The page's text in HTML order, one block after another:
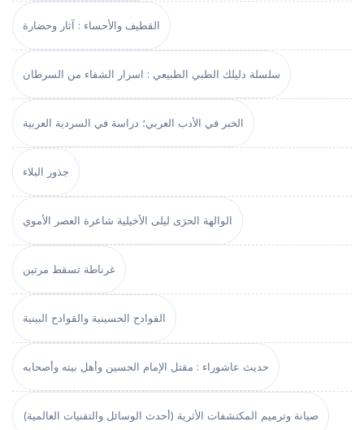
القطيف والأحساء : آثار وحضارة
سلسلة دليلك الطبي الطبيعي : اسرار الشفاء من السرطان
الخبر في الأدب العربي؛ دراسة في السردية العربية
جذور البلاء
الوالهة الحرَى ليلى الأخيلية شاعرة العصر الأموي
غرناطة تسقط مرتين
الفوادح الحسينية والقوادح البينية
حديث عاشوراء : مقتل الإمام الحسين وأهل بيته وأصحابه
صيانة وترميم المكتشفات الأثرية (أحدث الوسائل والتقنيات العالمية)